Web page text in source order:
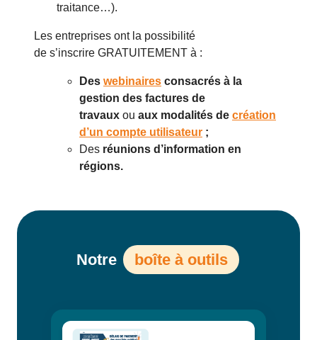
traitance…).
Les entreprises ont la possibilité
de s’inscrire GRATUITEMENT à :
Des webinaires consacrés à la
gestion des factures de
travaux ou aux modalités de création
d’un compte utilisateur ;
Des réunions d’information en
régions.
Notre boîte à outils